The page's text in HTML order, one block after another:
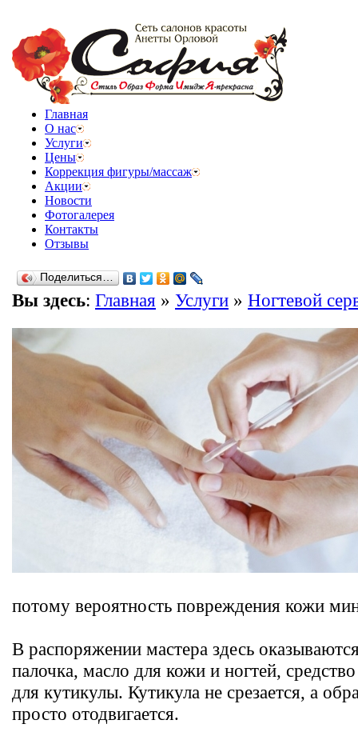
Главная
О нас
Услуги
Цены
Коррекция фигуры/массаж
Акции
Новости
Фотогалерея
Контакты
Отзывы
Поделиться…
Вы здесь: Главная » Услуги » Ногтевой
потому вероятность повреждения кожи
В распоряжении мастера здесь
палочка, масло для кожи и ногтей,
для кутикулы. Кутикула не срезается, а
просто отодвигается.